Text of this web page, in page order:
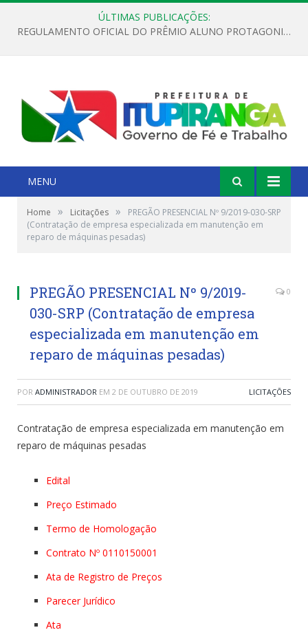
ÚLTIMAS PUBLICAÇÕES:
REGULAMENTO OFICIAL DO PRÊMIO ALUNO PROTAGONISTA – EDIÇÃO 2026
MENU
Home » Licitações »
PREGÃO PRESENCIAL Nº 9/2019-030-SRP
(Contratação de empresa especializada em manutenção em
reparo de máquinas pesadas)
PREGÃO PRESENCIAL Nº 9/2019-
030-SRP (Contratação de empresa
especializada em manutenção em
reparo de máquinas pesadas)
0
POR ADMINISTRADOR EM 2 DE OUTUBRO DE 2019 LICITAÇÕES
Contratação de empresa especializada em manutenção em
reparo de máquinas pesadas
Edital
Preço Estimado
Termo de Homologação
Contrato Nº 0110150001
Ata de Registro de Preços
Parecer Jurídico
Ata